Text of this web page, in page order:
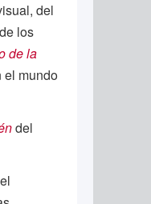
del
los
de la
el mundo
del